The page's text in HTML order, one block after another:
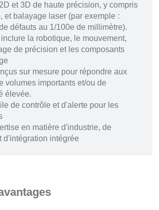
et 3D de haute précision, y compris
et balayage laser (par exemple :
défauts au 1/100e de millimètre).
la robotique, le mouvement,
de précision et les composants
sur mesure pour répondre aux
volumes importants et/ou de
élevée.
de contrôle et d'alerte pour les
en matière d'industrie, de
d'intégration intégrée